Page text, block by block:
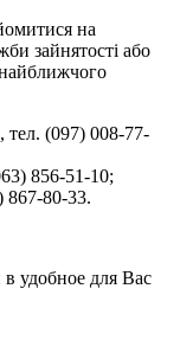
на
зайнятості або
тел. (097) 008-77-
856-51-10;
867-80-33.
удобное для Вас